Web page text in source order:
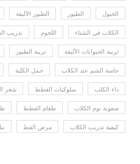
الخيول الطيور الطيور الأليفة
الكلاب في الشتاء اللحوم تدريب
تربية الحيوانات الأليفة تربية الطيور
حاسة الشم عند الكلاب حمل الكلبة
داء الكلب سلوكيات القطط شعر
صعوبة نوم الكلاب طعام القطط
كيفية تدريب الكلاب مرض القط